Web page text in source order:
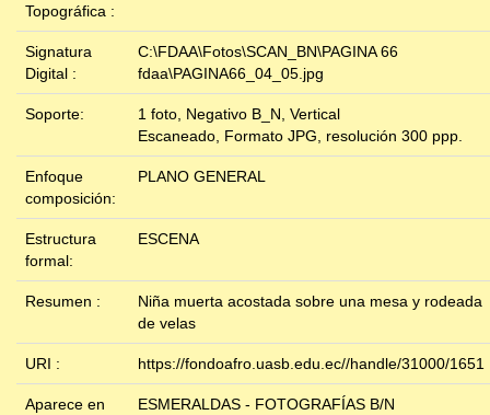
Topográfica :
Signatura
Digital :
C:\FDAA\Fotos\SCAN_BN\PAGINA 66
fdaa\PAGINA66_04_05.jpg
Soporte:
1 foto, Negativo B_N, Vertical
Escaneado, Formato JPG, resolución 300 ppp.
Enfoque
composición:
PLANO GENERAL
Estructura
formal:
ESCENA
Resumen :
Niña muerta acostada sobre una mesa y rodeada
de velas
URI : https://fondoafro.uasb.edu.ec//handle/31000/1651
Aparece en
ESMERALDAS - FOTOGRAFÍAS B/N